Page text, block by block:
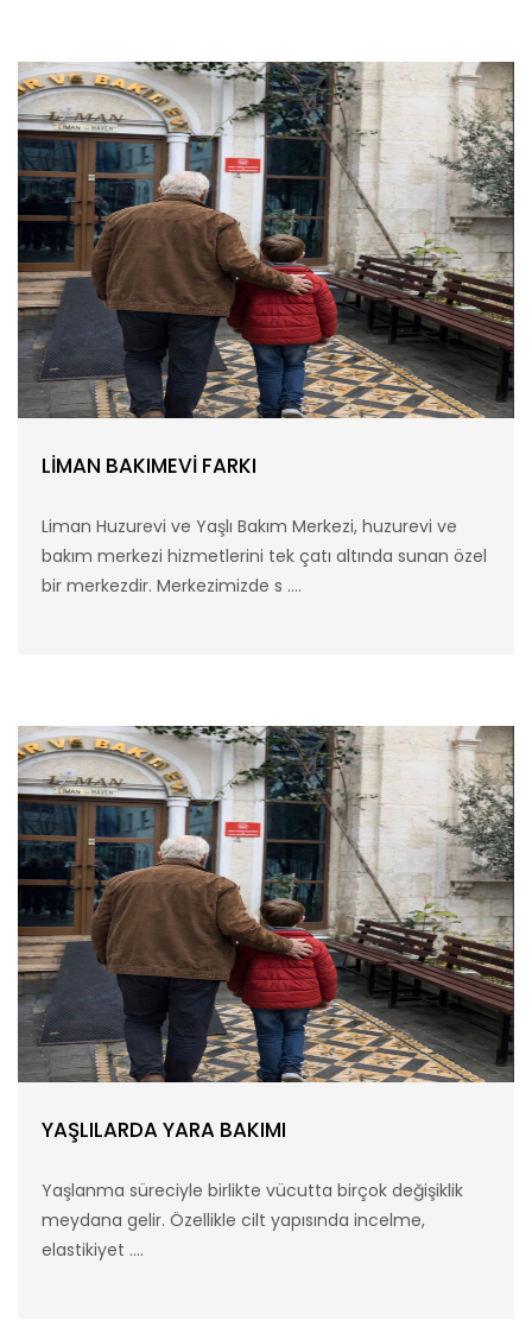
LİMAN BAKIMEVİ FARKI
Liman Huzurevi ve Yaşlı Bakım Merkezi, huzurevi ve
bakım merkezi hizmetlerini tek çatı altında sunan özel
bir merkezdir. Merkezimizde s ....
YAŞLILARDA YARA BAKIMI
Yaşlanma süreciyle birlikte vücutta birçok değişiklik
meydana gelir. Özellikle cilt yapısında incelme,
elastikiyet ....